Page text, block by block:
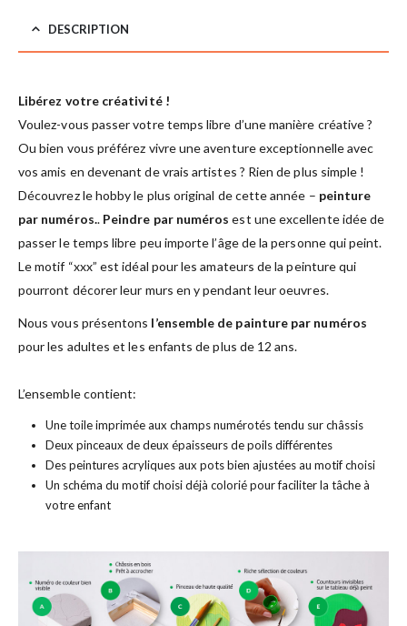
DESCRIPTION
Libérez votre créativité !
Voulez-vous passer votre temps libre d’une manière créative ?
Ou bien vous préférez vivre une aventure exceptionnelle avec
vos amis en devenant de vrais artistes ? Rien de plus simple !
Découvrez le hobby le plus original de cette année – peinture
par numéros.. Peindre par numéros est une excellente idée de
passer le temps libre peu importe l’âge de la personne qui peint.
Le motif “xxx” est idéal pour les amateurs de la peinture qui
pourront décorer leur murs en y pendant leur oeuvres.
Nous vous présentons l’ensemble de painture par numéros
pour les adultes et les enfants de plus de 12 ans.
L’ensemble contient:
Une toile imprimée aux champs numérotés tendu sur châssis
Deux pinceaux de deux épaisseurs de poils différentes
Des peintures acryliques aux pots bien ajustées au motif choisi
Un schéma du motif choisi déjà colorié pour faciliter la tâche à
votre enfant